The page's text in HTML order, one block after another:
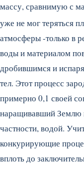
массу, сравнимую с
уже не мог теряться
атмосферы -только в
воды и материалом
дробившимся и
тел. Этот процесс
примерно 0,1 своей
наращивавший Землю
частности, водой.
конкурирующие
вплоть до